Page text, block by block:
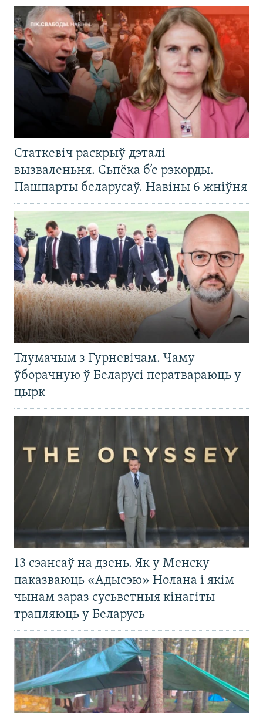
Статкевіч раскрыў дэталі
вызваленьня. Сьпёка б’е рэкорды.
Пашпарты беларусаў. Навіны 6 жніўня
Тлумачым з Гурневічам. Чаму
ўборачную ў Беларусі ператвараюць у
цырк
13 сэансаў на дзень. Як у Менску
паказваюць «Адысэю» Нолана і якім
чынам зараз сусьветныя кінагіты
трапляюць у Беларусь